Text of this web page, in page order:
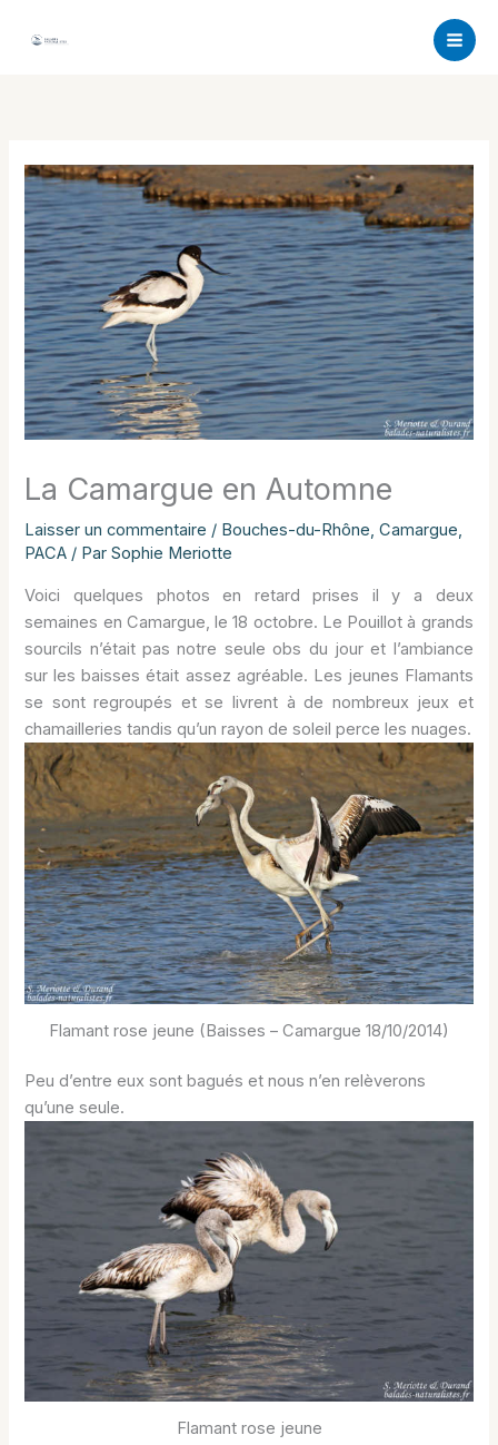
La Camargue en Automne
Laisser un commentaire / Bouches-du-Rhône,Camargue,
PACA / ParSophie Meriotte
Voici quelques photos en retard prises il y a deux
semaines en Camargue, le 18 octobre. Le Pouillot à grands
sourcils n’était pas notre seule obs du jour et l’ambiance
sur les baisses était assez agréable. Les jeunes Flamants
se sont regroupés et se livrent à de nombreux jeux et
chamailleries tandis qu’un rayon de soleil perce les nuages.
Flamant rose jeune (Baisses – Camargue 18/10/2014)
Peu d’entre eux sont bagués et nous n’en relèverons
qu’une seule.
Flamant rose jeune